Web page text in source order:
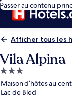
Passer au contenu
Afficher tous les
Vila Alpina
Hébergement
3.0 étoiles
Maison d’hôtes au
Lac de Bled